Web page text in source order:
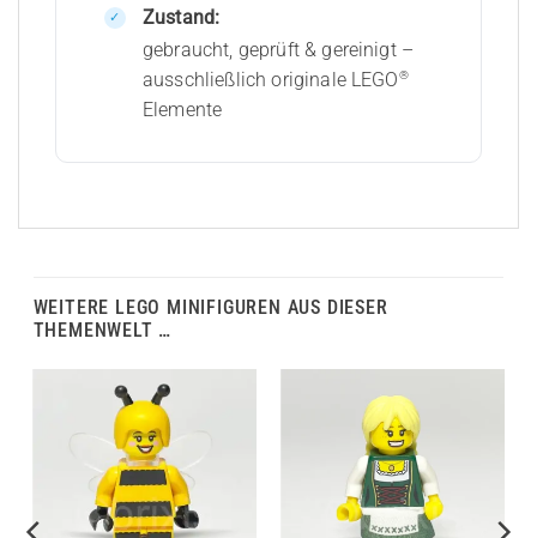
Zustand:
gebraucht, geprüft & gereinigt –
ausschließlich originale LEGO®
Elemente
WEITERE LEGO MINIFIGUREN AUS DIESER
THEMENWELT …